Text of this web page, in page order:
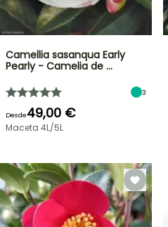
Camellia sasanqua Early
Pearly - Camelia de …
3
Desde49,00 €
Maceta 4L/5L